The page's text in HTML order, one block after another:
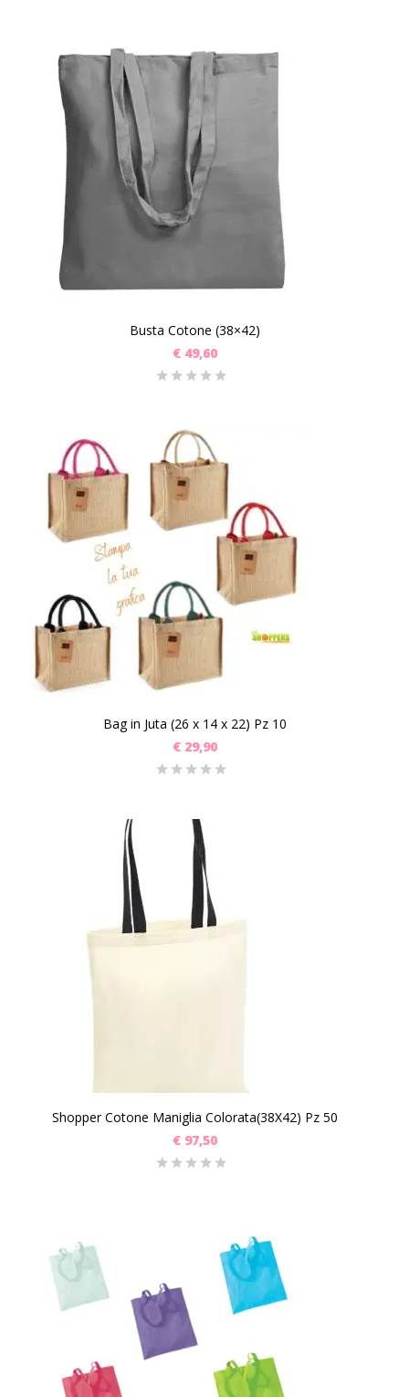
Busta Cotone (38×42)
€ 49,60
Bag in Juta (26 x 14 x 22) Pz 10
€ 29,90
Shopper Cotone Maniglia Colorata(38X42) Pz 50
€ 97,50